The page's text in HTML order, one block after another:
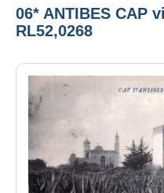
06* ANTIBES CAP
RL52,0268